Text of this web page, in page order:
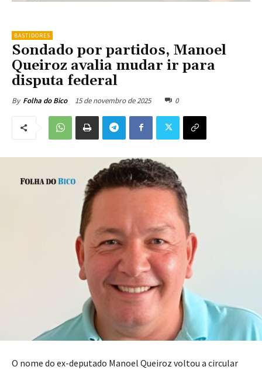
BASTIDORES
Sondado por partidos, Manoel
Queiroz avalia mudar ir para
disputa federal
By Folha do Bico 15 de novembro de 2025 0
O nome do ex-deputado Manoel Queiroz voltou a circular